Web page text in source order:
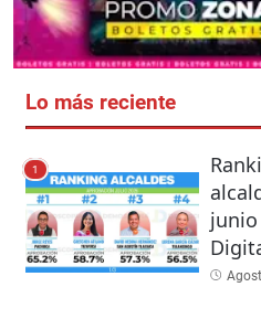
Lo más reciente
1
junio